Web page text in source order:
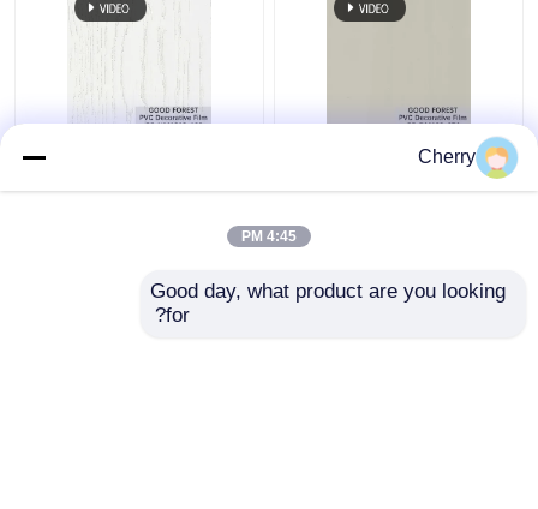
ديكور الحبوب لمواد البناء
ديكور بولي كلوريد الفينيل
Cherry
4:45 PM
Good day, what product are you looking
for?